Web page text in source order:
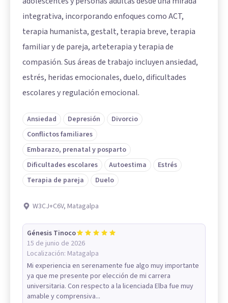
integrativa, incorporando enfoques como ACT,
terapia humanista, gestalt, terapia breve, terapia
familiar y de pareja, arteterapia y terapia de
compasión. Sus áreas de trabajo incluyen ansiedad,
estrés, heridas emocionales, duelo, dificultades
escolares y regulación emocional.
Ansiedad Depresión
Divorcio
Conflictos familiares
Embarazo, prenatal y posparto
Dificultades escolares
Autoestima
Estrés
Terapia de pareja
Duelo
W3CJ+C6V, Matagalpa
Génesis Tinoco
15 de junio de 2026
Localización: Matagalpa
Mi experiencia en serenamente fue algo muy importante
ya que me presente por elección de mi carrera
universitaria. Con respecto a la licenciada Elba fue muy
amable y comprensiva...